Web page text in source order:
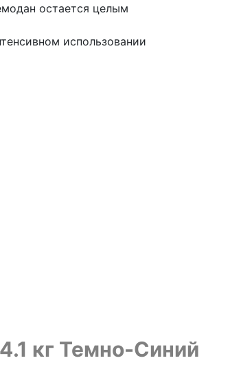
остается целым
использовании
кг Темно-Синий